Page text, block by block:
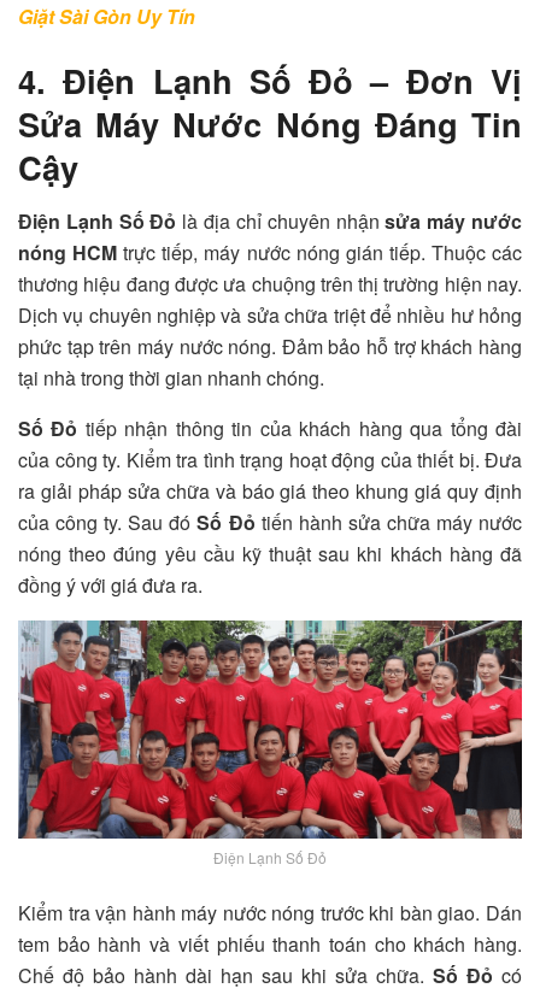
Giặt Sài Gòn Uy Tín
4. Điện Lạnh Số Đỏ – Đơn Vị
Sửa Máy Nước Nóng Đáng Tin
Cậy
Điện Lạnh Số Đỏ là địa chỉ chuyên nhậnsửa máy nước
nóng HCM trực tiếp, máy nước nóng gián tiếp. Thuộc các
thương hiệu đang được ưa chuộng trên thị trường hiện nay.
Dịch vụ chuyên nghiệp và sửa chữa triệt để nhiều hư hỏng
phức tạp trên máy nước nóng. Đảm bảo hỗ trợ khách hàng
tại nhà trong thời gian nhanh chóng.
Số Đỏ tiếp nhận thông tin của khách hàng qua tổng đài
của công ty. Kiểm tra tình trạng hoạt động của thiết bị. Đưa
ra giải pháp sửa chữa và báo giá theo khung giá quy định
của công ty. Sau đóSố Đỏ tiến hành sửa chữa máy nước
nóng theo đúng yêu cầu kỹ thuật sau khi khách hàng đã
đồng ý với giá đưa ra.
Điện Lạnh Số Đỏ
Kiểm tra vận hành máy nước nóng trước khi bàn giao. Dán
tem bảo hành và viết phiếu thanh toán cho khách hàng.
Chế độ bảo hành dài hạn sau khi sửa chữa. Số Đỏ có